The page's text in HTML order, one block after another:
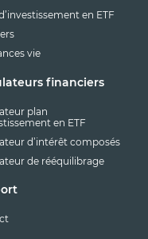
en ETF
vie
financiers
plan
en ETF
d’intérêt composés
de rééquilibrage